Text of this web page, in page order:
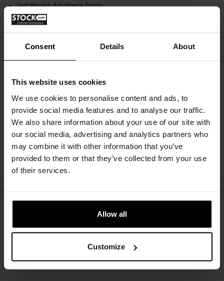
Consent Details About
This website uses cookies
We use cookies to personalise content and ads, to
provide social media features and to analyse our traffic.
We also share information about your use of our site with
our social media, advertising and analytics partners who
may combine it with other information that you’ve
provided to them or that they’ve collected from your use
of their services.
Allow all
Customize
legalność działania firmy,
możliwość otrzymania faktury VAT,
dotychczasowe opinie klientów,
jasną klasyfikację towaru (A/B/C),
możliwość stałej współpracy,
powtarzalność dostaw.
Brak transparentności oraz złe opinie ze strony
dotychczasowych klientów to proste sygnały
ostrzegawcze!
gdzie kupić tanio ubrania na handel
Outlet czy odzież używana –
co lepsze na handel?